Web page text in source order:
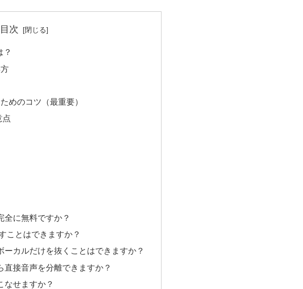
目次
？
めのコツ（最重要）
点
全に無料ですか？
ことはできますか？
ーカルだけを抜くことはできますか？
直接音声を分離できますか？
なせますか？